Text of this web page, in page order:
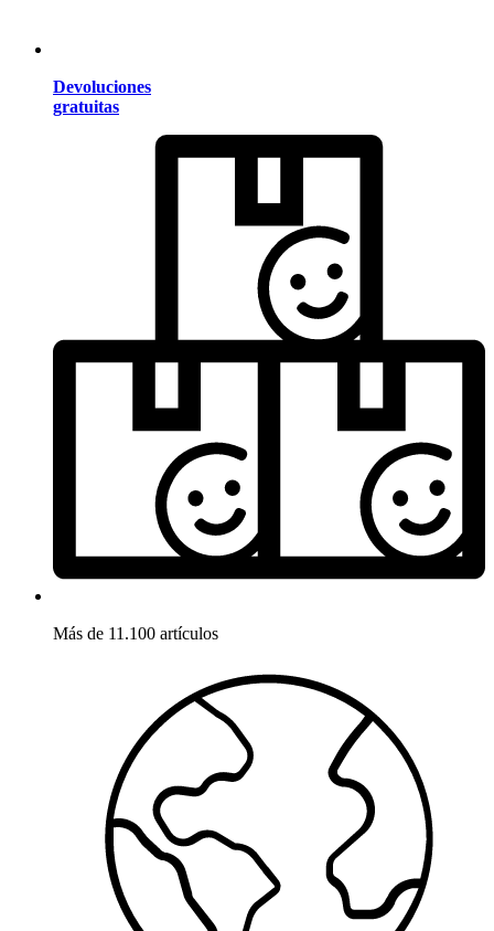
Devoluciones
gratuitas
Más de 11.100 artículos